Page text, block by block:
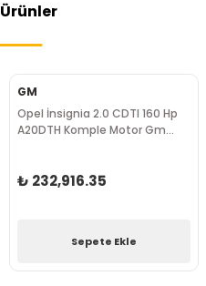
Ürünler
GM
Opel İnsignia 2.0 CDTI 160 Hp
A20DTH Komple Motor Gm
₺ 232,916.35
Sepete Ekle